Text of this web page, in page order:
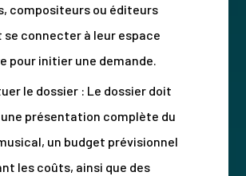
compositeurs ou éditeurs
se connecter à leur espace
pour initier une demande.
le dossier : Le dossier doit
présentation complète du
un budget prévisionnel
les coûts, ainsi que des